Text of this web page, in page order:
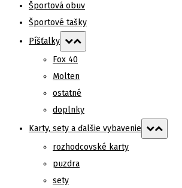
Športová obuv
Športové tašky
Píšťalky
Fox 40
Molten
ostatné
doplnky
Karty, sety a ďalšie vybavenie
rozhodcovské karty
puzdra
sety